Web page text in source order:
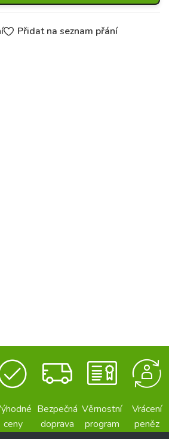
Přidat na seznam přání
ceny
Bezpečná
doprava
Věrnostní
program
Vrácení
peněz